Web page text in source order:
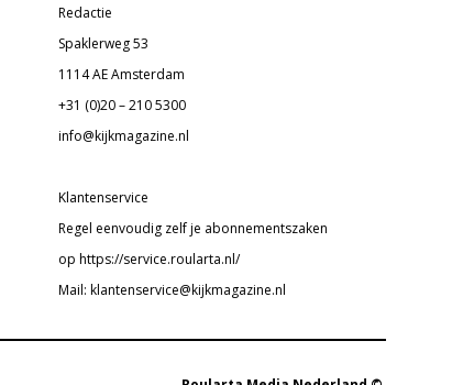
Redactie
Spaklerweg 53
1114 AE Amsterdam
+31 (0)20 – 210 5300
info@kijkmagazine.nl
Klantenservice
Regel eenvoudig zelf je abonnementszaken
op https://service.roularta.nl/
Mail: klantenservice@kijkmagazine.nl